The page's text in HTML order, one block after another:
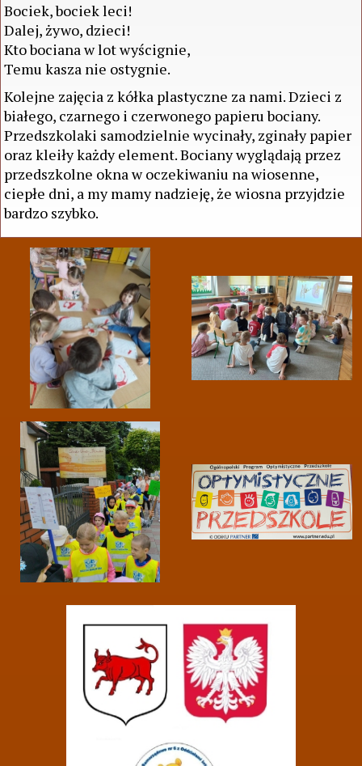
Bociek, bociek leci!
Dalej, żywo, dzieci!
Kto bociana w lot wyścignie,
Temu kasza nie ostygnie.
Kolejne zajęcia z kółka plastyczne za nami. Dzieci z
białego, czarnego i czerwonego papieru bociany.
Przedszkolaki samodzielnie wycinały, zginały papier
oraz kleiły każdy element. Bociany wyglądają przez
przedszkolne okna w oczekiwaniu na wiosenne,
ciepłe dni, a my mamy nadzieję, że wiosna przyjdzie
bardzo szybko.